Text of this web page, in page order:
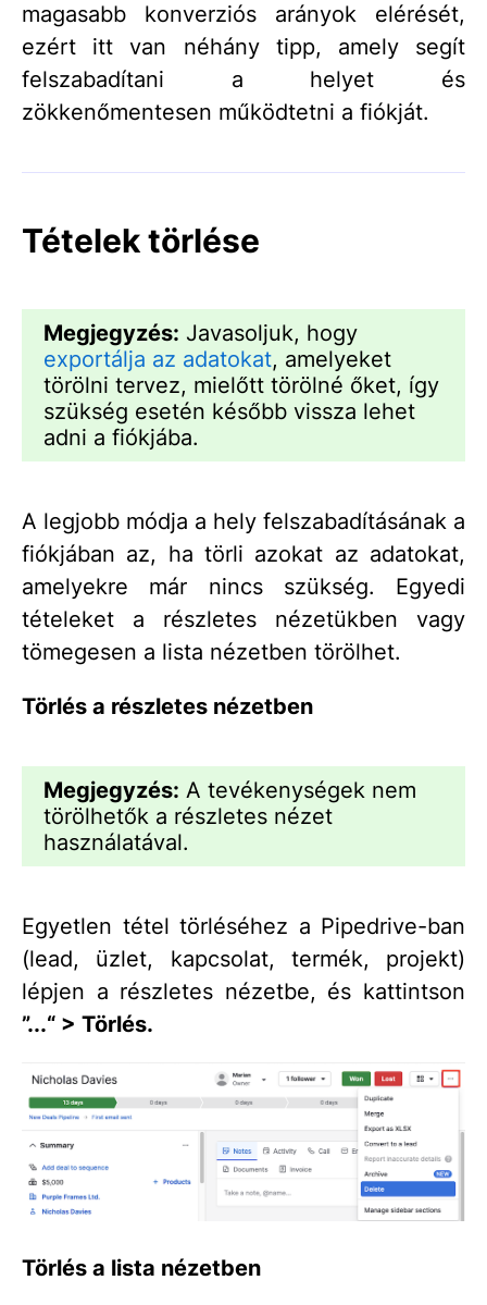
magasabb konverziós arányok elérését,
ezért itt van néhány tipp, amely segít
felszabadítani a helyet és
zökkenőmentesen működtetni a fiókját.
Tételek törlése
Megjegyzés: Javasoljuk, hogy
exportálja az adatokat, amelyeket
törölni tervez, mielőtt törölné őket, így
szükség esetén később vissza lehet
adni a fiókjába.
A legjobb módja a hely felszabadításának a
fiókjában az, ha törli azokat az adatokat,
amelyekre már nincs szükség. Egyedi
tételeket a részletes nézetükben vagy
tömegesen a lista nézetben törölhet.
Törlés a részletes nézetben
Megjegyzés: A tevékenységek nem
törölhetők a részletes nézet
használatával.
Egyetlen tétel törléséhez a Pipedrive-ban
(lead, üzlet, kapcsolat, termék, projekt)
lépjen a részletes nézetbe, és kattintson
”...“ > Törlés.
Törlés a lista nézetben